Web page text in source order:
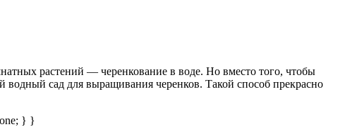
растений — черенкование в воде. Но вместо того, чтобы
водный сад для выращивания черенков. Такой способ прекрасно
} }